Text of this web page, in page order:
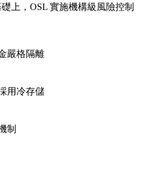
上，OSL 實施機構級風險控制
嚴格隔離
用冷存儲
制